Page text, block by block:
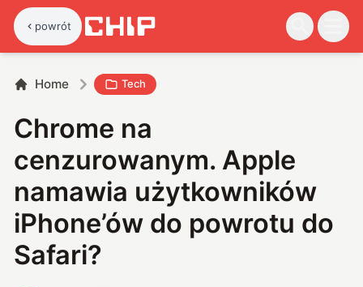
powrót
Home Tech
Chrome na
cenzurowanym. Apple
namawia użytkowników
iPhone’ów do powrotu do
Safari?